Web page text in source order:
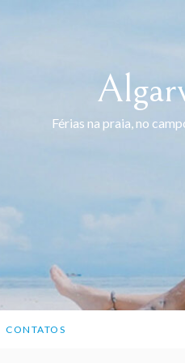
Férias na praia, no
CONTATOS